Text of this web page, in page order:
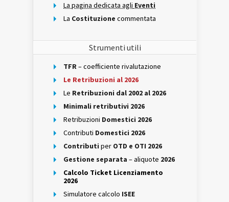
La pagina dedicata agli Eventi
La Costituzione commentata
Strumenti utili
TFR– coefficiente rivalutazione
Le Retribuzioni al 2026
Le Retribuzioni dal 2002 al 2026
Minimali retributivi 2026
Retribuzioni Domestici 2026
Contributi Domestici 2026
Contributi per OTD e OTI 2026
Gestione separata – aliquote 2026
Calcolo Ticket Licenziamento
2026
Simulatore calcolo ISEE